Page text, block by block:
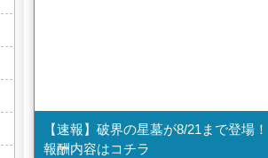
【速報】破界の星墓が8/21まで登場！
報酬内容はコチラ